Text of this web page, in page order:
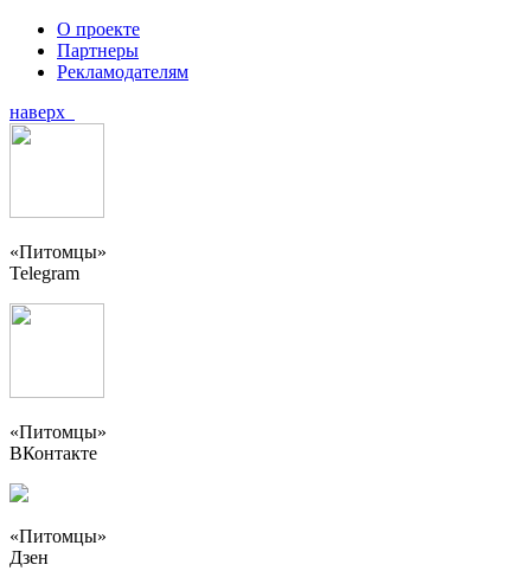
О проекте
Партнеры
Рекламодателям
наверх
«Питомцы»
Telegram
«Питомцы»
ВКонтакте
«Питомцы»
Дзен